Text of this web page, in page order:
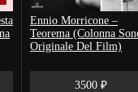
Ennio Morricone –
Teorema (Colonna
Originale Del Film)
3500 ₽